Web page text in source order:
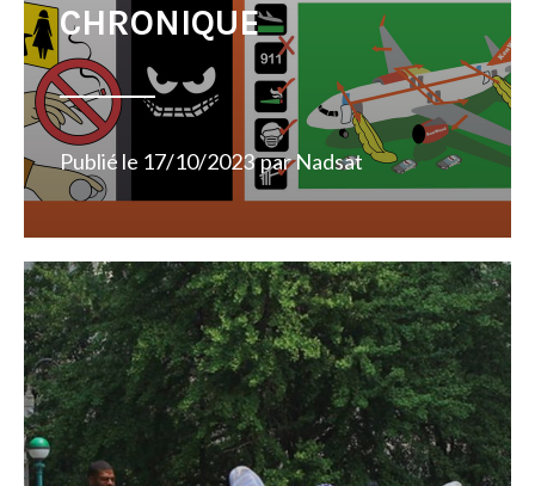
CHRONIQUE
Publié le 17/10/2023 parNadsat